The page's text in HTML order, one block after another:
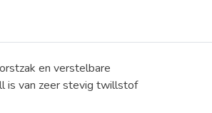
en verstelbare
is van zeer stevig twillstof